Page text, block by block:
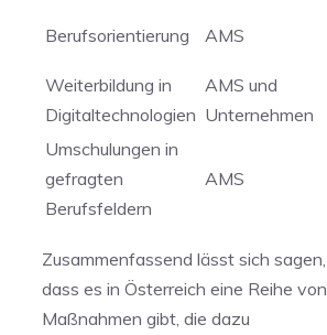
Berufsorientierung AMS
Weiterbildung in
Digitaltechnologien
AMS und‌
Unternehmen
Umschulungen in
gefragten
Berufsfeldern
AMS
Zusammenfassend lässt sich sagen,
dass es in Österreich eine Reihe von
Maßnahmen gibt, die dazu